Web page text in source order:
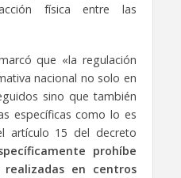
física entre las
que «la regulación
nacional no solo en
sino que también
específicas como lo es
artículo 15 del decreto
prohíbe
en centros